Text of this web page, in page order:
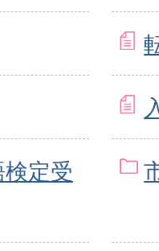
定受